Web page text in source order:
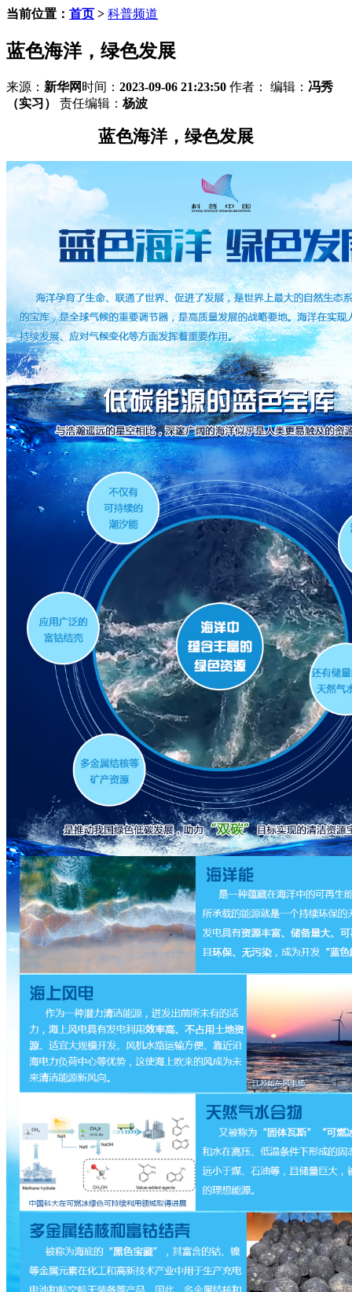
当前位置： 首页 > 科普频道
蓝色海洋，绿色发展
来源： 新华网时间： 2023-09-06 21:23:50 作者： 编辑： 冯秀
（实习）
责任编辑： 杨波
蓝色海洋，绿色发展